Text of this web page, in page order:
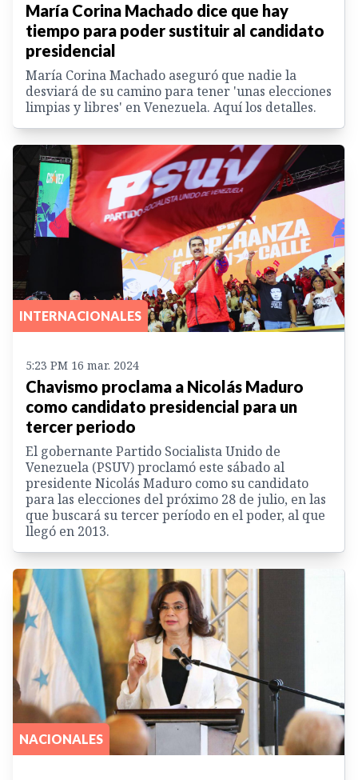
María Corina Machado dice que hay
tiempo para poder sustituir al candidato
presidencial
María Corina Machado aseguró que nadie la
desviará de su camino para tener 'unas elecciones
limpias y libres' en Venezuela. Aquí los detalles.
INTERNACIONALES
5:23 PM 16 mar. 2024
Chavismo proclama a Nicolás Maduro
como candidato presidencial para un
tercer periodo
El gobernante Partido Socialista Unido de
Venezuela (PSUV) proclamó este sábado al
presidente Nicolás Maduro como su candidato
para las elecciones del próximo 28 de julio, en las
que buscará su tercer período en el poder, al que
llegó en 2013.
NACIONALES